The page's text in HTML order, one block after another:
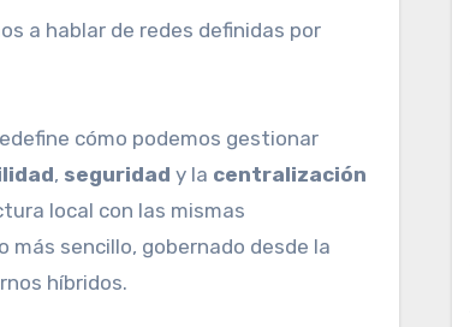
a hablar de redes definidas por
cómo podemos gestionar
, seguridad y la centralización
local con las mismas
más sencillo, gobernado desde la
híbridos.